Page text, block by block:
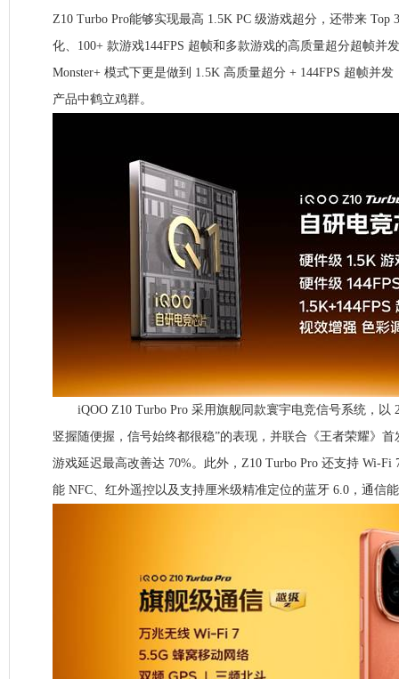
Z10 Turbo Pro能够实现最高 1.5K PC 级游戏超分，还带来 Top
化、100+ 款游戏144FPS 超帧和多款游戏的高质量超分超帧并
Monster+ 模式下更是做到 1.5K 高质量超分 + 144FPS 超帧并
产品中鹤立鸡群。
iQOO Z10 Turbo Pro 采用旗舰同款寰宇电竞信号系统，以
竖握随便握，信号始终都很稳”的表现，并联合《王者荣耀》首
游戏延迟最高改善达 70%。此外，Z10 Turbo Pro 还支持 Wi-Fi
能 NFC、红外遥控以及支持厘米级精准定位的蓝牙 6.0，通信